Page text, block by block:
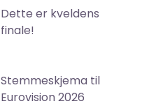
Dette er kveldens
finale!
Stemmeskjema til
Eurovision 2026